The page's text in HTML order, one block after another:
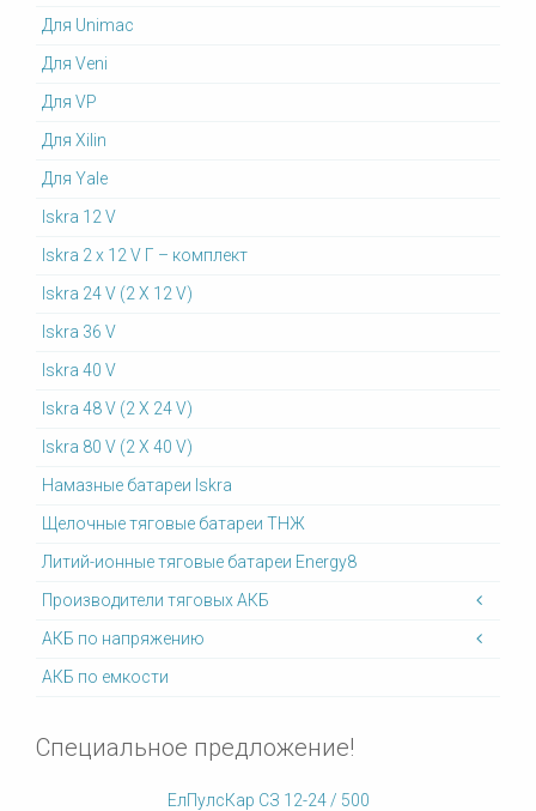
Для Unimac
Для Veni
Для VP
Для Xilin
Для Yale
Iskra 12 V
Iskra 2 x 12 V Г – комплект
Iskra 24 V (2 X 12 V)
Iskra 36 V
Iskra 40 V
Iskra 48 V (2 X 24 V)
Iskra 80 V (2 X 40 V)
Намазные батареи Iskra
Щелочные тяговые батареи ТНЖ
Литий-ионные тяговые батареи Energy8
Производители тяговых АКБ
АКБ по напряжению
АКБ по емкости
Специальное предложение!
ЕлПулсКар СЗ 12-24 / 500